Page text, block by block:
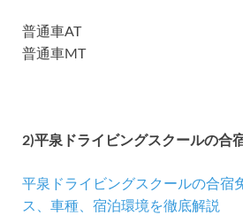
普通車AT
普通車MT
2)平泉ドライビングスクールの合
平泉ドライビングスクールの合宿
ス、車種、宿泊環境を徹底解説